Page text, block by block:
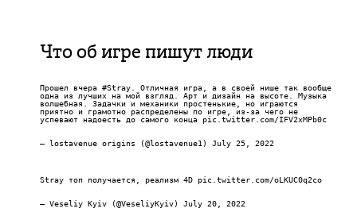
Что об игре пишут люди
Прошел вчера #Stray . Отличная игра, а в своей нише так вообще
одна из лучших на мой взгляд. Арт и дизайн на высоте. Музыка
волшебная. Задачки и механики простенькие, но играются
приятно и грамотно распределены по игре, из-за чего не
успевают надоесть до самого конца pic.twitter.com/IFV2xMPb0c
— lostavenue origins (@lostavenue1) July 25, 2022
Stray топ получается, реализм 4D pic.twitter.com/oLKUC0q2co
— Veseliy Kyiv (@VeseliyKyiv) July 20, 2022